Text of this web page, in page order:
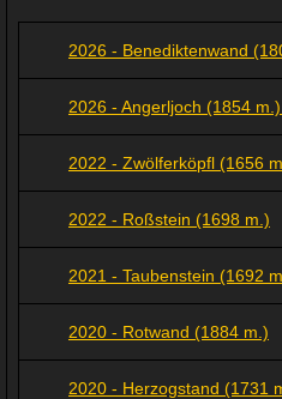
2026 - Benediktenwand
2026 - Angerljoch (1854
2022 - Zwölferköpfl (1656
2022 - Roßstein (1698 m.)
2021 - Taubenstein (1692
2020 - Rotwand (1884 m.)
2020 - Herzogstand (1731